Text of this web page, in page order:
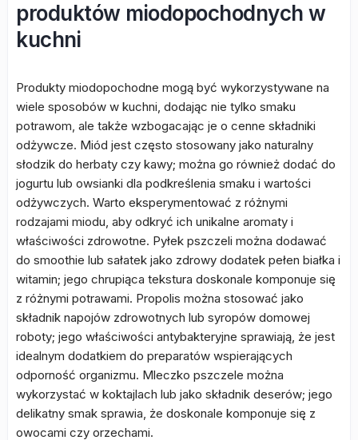
produktów miodopochodnych w
kuchni
Produkty miodopochodne mogą być wykorzystywane na
wiele sposobów w kuchni, dodając nie tylko smaku
potrawom, ale także wzbogacając je o cenne składniki
odżywcze. Miód jest często stosowany jako naturalny
słodzik do herbaty czy kawy; można go również dodać do
jogurtu lub owsianki dla podkreślenia smaku i wartości
odżywczych. Warto eksperymentować z różnymi
rodzajami miodu, aby odkryć ich unikalne aromaty i
właściwości zdrowotne. Pyłek pszczeli można dodawać
do smoothie lub sałatek jako zdrowy dodatek pełen białka i
witamin; jego chrupiąca tekstura doskonale komponuje się
z różnymi potrawami. Propolis można stosować jako
składnik napojów zdrowotnych lub syropów domowej
roboty; jego właściwości antybakteryjne sprawiają, że jest
idealnym dodatkiem do preparatów wspierających
odporność organizmu. Mleczko pszczele można
wykorzystać w koktajlach lub jako składnik deserów; jego
delikatny smak sprawia, że doskonale komponuje się z
owocami czy orzechami.